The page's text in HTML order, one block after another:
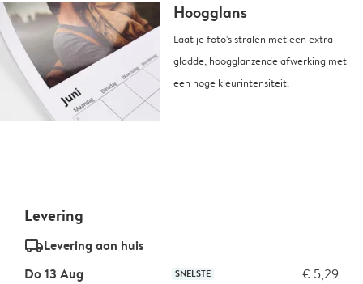
Hoogglans
Laat je foto's stralen met een extra
gladde, hoogglanzende afwerking met
een hoge kleurintensiteit.
Levering
delivery_standard_v2Levering aan huis
Do 13 Aug
SNELSTE € 5,29